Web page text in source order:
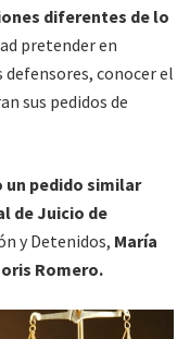
diferentes de lo
pretender en
conocer el
sus pedidos de
un pedido similar
de Juicio de
y Detenidos, María
Romero.